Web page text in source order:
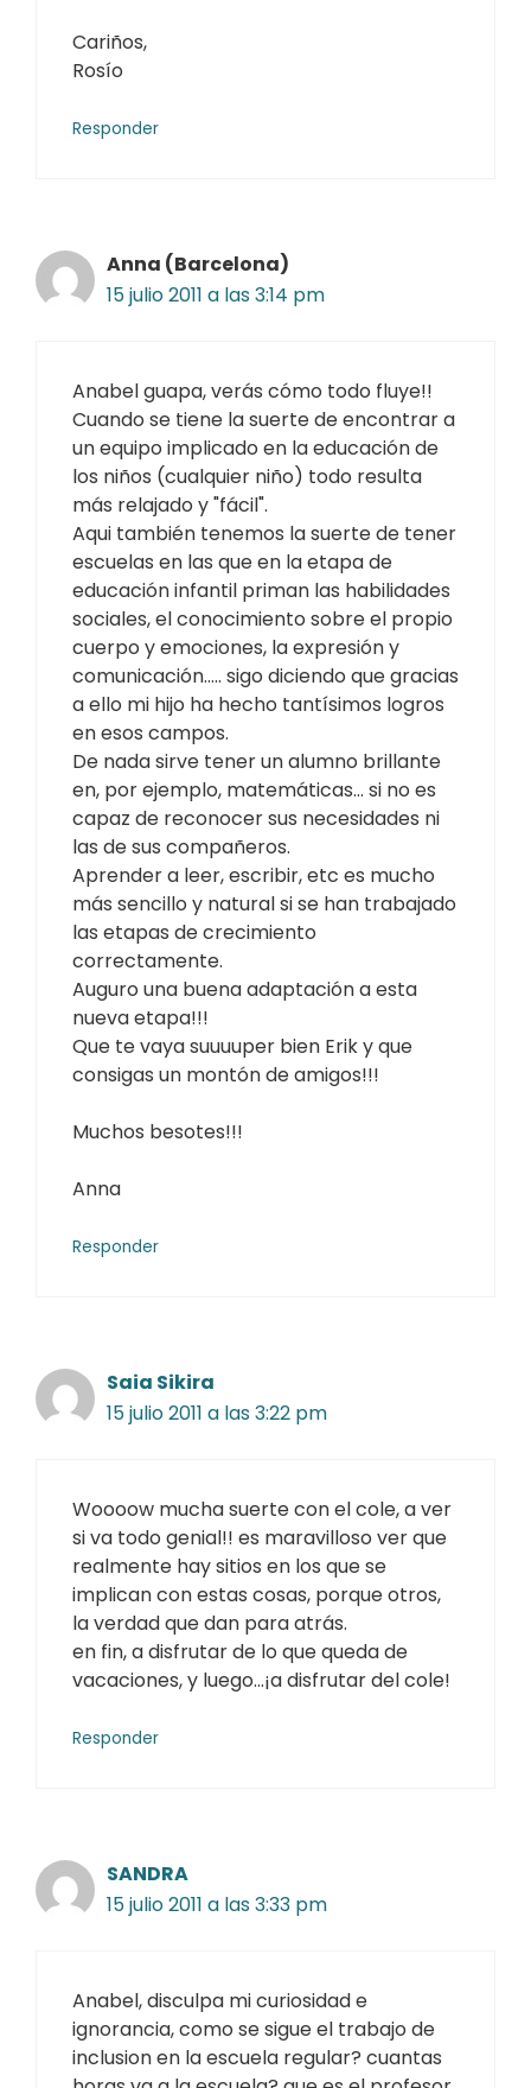
Cariños,
Rosío
Responder
Anna (Barcelona)
15 julio 2011 a las 3:14 pm
Anabel guapa, verás cómo todo fluye!!
Cuando se tiene la suerte de encontrar a
un equipo implicado en la educación de
los niños (cualquier niño) todo resulta
más relajado y "fácil".
Aqui también tenemos la suerte de tener
escuelas en las que en la etapa de
educación infantil priman las habilidades
sociales, el conocimiento sobre el propio
cuerpo y emociones, la expresión y
comunicación….. sigo diciendo que gracias
a ello mi hijo ha hecho tantísimos logros
en esos campos.
De nada sirve tener un alumno brillante
en, por ejemplo, matemáticas… si no es
capaz de reconocer sus necesidades ni
las de sus compañeros.
Aprender a leer, escribir, etc es mucho
más sencillo y natural si se han trabajado
las etapas de crecimiento
correctamente.
Auguro una buena adaptación a esta
nueva etapa!!!
Que te vaya suuuuper bien Erik y que
consigas un montón de amigos!!!
Muchos besotes!!!
Anna
Responder
Saia Sikira
15 julio 2011 a las 3:22 pm
Woooow mucha suerte con el cole, a ver
si va todo genial!! es maravilloso ver que
realmente hay sitios en los que se
implican con estas cosas, porque otros,
la verdad que dan para atrás.
en fin, a disfrutar de lo que queda de
vacaciones, y luego…¡a disfrutar del cole!
Responder
SANDRA
15 julio 2011 a las 3:33 pm
Anabel, disculpa mi curiosidad e
ignorancia, como se sigue el trabajo de
inclusion en la escuela regular? cuantas